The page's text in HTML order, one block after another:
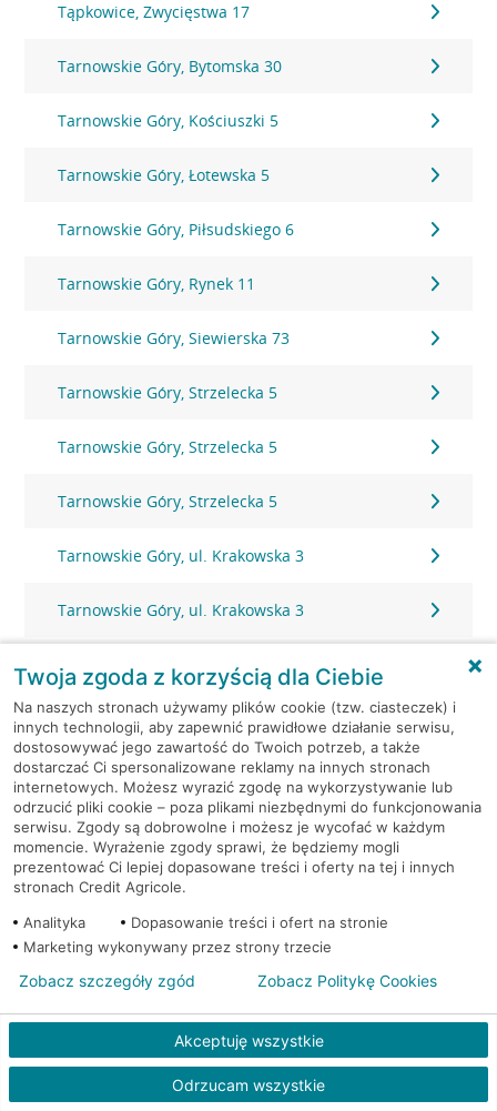
Tąpkowice, Zwycięstwa 17
Tarnowskie Góry, Bytomska 30
Tarnowskie Góry, Kościuszki 5
Tarnowskie Góry, Łotewska 5
Tarnowskie Góry, Piłsudskiego 6
Tarnowskie Góry, Rynek 11
Tarnowskie Góry, Siewierska 73
Tarnowskie Góry, Strzelecka 5
Tarnowskie Góry, Strzelecka 5
Tarnowskie Góry, Strzelecka 5
Tarnowskie Góry, ul. Krakowska 3
Tarnowskie Góry, ul. Krakowska 3
Tarnowskie Góry, Wiktora Sojki 2
Tarnowskie Góry, Zagórska 187
Tarnowskie Góry, Zagórska 222
Tarnowskie Góry, Zagórska 83
Tarnowskie Góry, Zamkowa 1
Tworóg, Zamkowa 15
Tychy, Andersa 25
Tychy, Batorego 24
Tychy, Oświęcimska 15
Twoja zgoda z korzyścią dla Ciebie
Na naszych stronach używamy plików cookie (tzw. ciasteczek) i
innych technologii, aby zapewnić prawidłowe działanie serwisu,
dostosowywać jego zawartość do Twoich potrzeb, a także
dostarczać Ci spersonalizowane reklamy na innych stronach
internetowych. Możesz wyrazić zgodę na wykorzystywanie lub
odrzucić pliki cookie – poza plikami niezbędnymi do funkcjonowania
serwisu. Zgody są dobrowolne i możesz je wycofać w każdym
momencie. Wyrażenie zgody sprawi, że będziemy mogli
prezentować Ci lepiej dopasowane treści i oferty na tej i innych
stronach Credit Agricole.
Analityka
Dopasowanie treści i ofert na stronie
Marketing wykonywany przez strony trzecie
Akceptuję wszystkie
Odrzucam wszystkie
Zobacz szczegóły zgód Zobacz Politykę Cookies